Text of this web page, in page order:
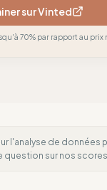
sur Vinted
70% par rapport au prix
de données
sur nos